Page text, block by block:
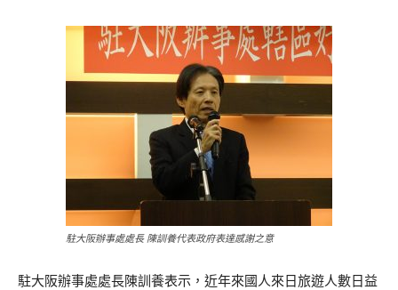
駐大阪辦事處處長 陳訓養代表政府表達感謝之意
駐大阪辦事處處長陳訓養表示，近年來國人來日旅遊人數日益